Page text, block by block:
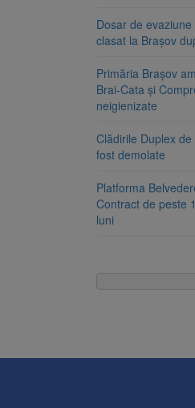
Dosar de
clasat la Brașov
Primăria Brașov
Brai-Cata și
neigienizate
Clădirile Duplex
fost demolate
Platforma
Contract de peste
luni